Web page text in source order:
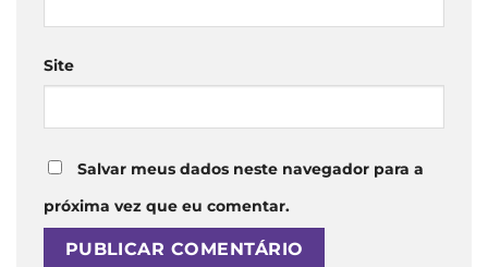
Site
Salvar meus dados neste navegador para a
próxima vez que eu comentar.